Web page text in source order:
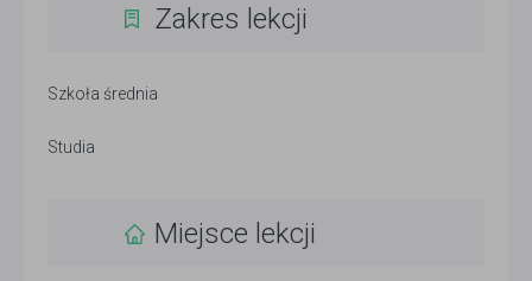
Zakres lekcji
Szkoła średnia
Studia
Miejsce lekcji